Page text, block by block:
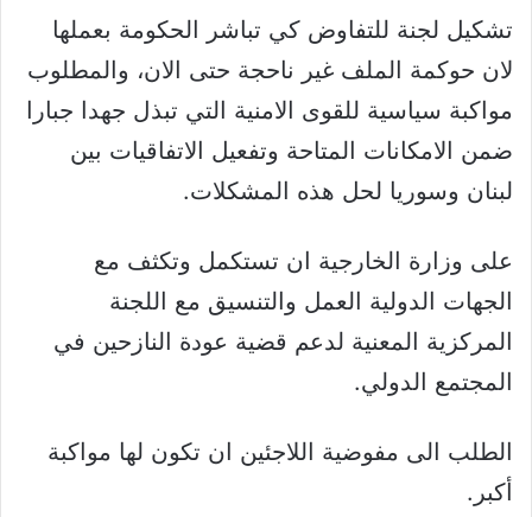
تشكيل لجنة للتفاوض كي تباشر الحكومة بعملها
لان حوكمة الملف غير ناحجة حتى الان، والمطلوب
مواكبة سياسية للقوى الامنية التي تبذل جهدا جبارا
ضمن الامكانات المتاحة وتفعيل الاتفاقيات بين
لبنان وسوريا لحل هذه المشكلات.
على وزارة الخارجية ان تستكمل وتكثف مع
الجهات الدولية العمل والتنسيق مع اللجنة
المركزية المعنية لدعم قضية عودة النازحين في
المجتمع الدولي.
الطلب الى مفوضية اللاجئين ان تكون لها مواكبة
أكبر.